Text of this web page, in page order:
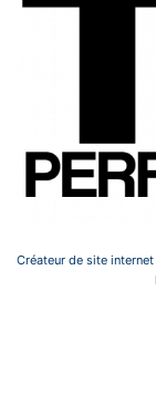
Créateur de site